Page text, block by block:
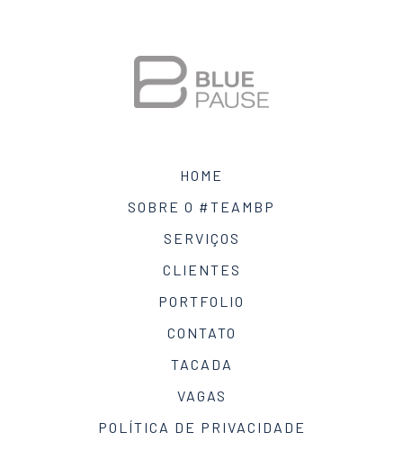
HOME
SOBRE O #TEAMBP
SERVIÇOS
CLIENTES
PORTFOLIO
CONTATO
TACADA
VAGAS
POLÍTICA DE PRIVACIDADE